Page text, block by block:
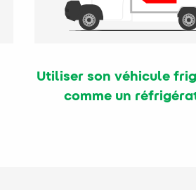
Utiliser son véhicule
comme un